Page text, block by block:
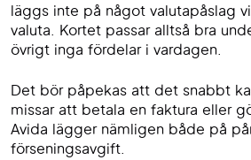
läggs inte på något valutapåslag
valuta. Kortet passar alltså bra
övrigt inga fördelar i vardagen.
Det bör påpekas att det snabbt
missar att betala en faktura eller
Avida lägger nämligen både på
förseningsavgift.